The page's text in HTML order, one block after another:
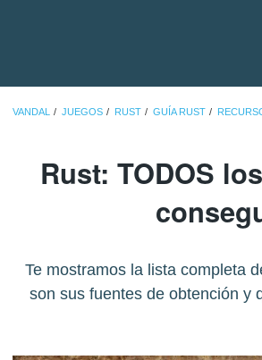
VANDAL JUEGOS RUST GUÍA RUST
Rust: TODOS
Te mostramos la lista completa
son sus fuentes de obtención y